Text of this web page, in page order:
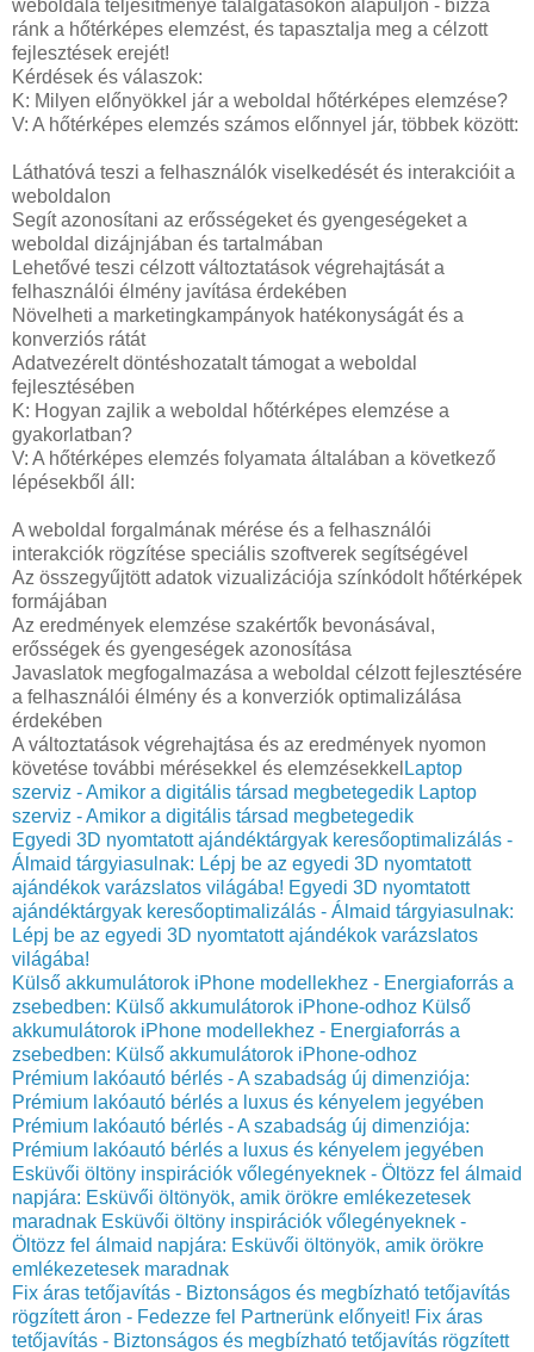
weboldala teljesítménye találgatásokon alapuljon - bízza
ránk a hőtérképes elemzést, és tapasztalja meg a célzott
fejlesztések erejét!
Kérdések és válaszok:
K: Milyen előnyökkel jár a weboldal hőtérképes elemzése?
V: A hőtérképes elemzés számos előnnyel jár, többek között:
Láthatóvá teszi a felhasználók viselkedését és interakcióit a
weboldalon
Segít azonosítani az erősségeket és gyengeségeket a
weboldal dizájnjában és tartalmában
Lehetővé teszi célzott változtatások végrehajtását a
felhasználói élmény javítása érdekében
Növelheti a marketingkampányok hatékonyságát és a
konverziós rátát
Adatvezérelt döntéshozatalt támogat a weboldal
fejlesztésében
K: Hogyan zajlik a weboldal hőtérképes elemzése a
gyakorlatban?
V: A hőtérképes elemzés folyamata általában a következő
lépésekből áll:
A weboldal forgalmának mérése és a felhasználói
interakciók rögzítése speciális szoftverek segítségével
Az összegyűjtött adatok vizualizációja színkódolt hőtérképek
formájában
Az eredmények elemzése szakértők bevonásával,
erősségek és gyengeségek azonosítása
Javaslatok megfogalmazása a weboldal célzott fejlesztésére
a felhasználói élmény és a konverziók optimalizálása
érdekében
A változtatások végrehajtása és az eredmények nyomon
követése további mérésekkel és elemzésekkel Laptop
szerviz - Amikor a digitális társad megbetegedik Laptop
szerviz - Amikor a digitális társad megbetegedik
Egyedi 3D nyomtatott ajándéktárgyak keresőoptimalizálás -
Álmaid tárgyiasulnak: Lépj be az egyedi 3D nyomtatott
ajándékok varázslatos világába! Egyedi 3D nyomtatott
ajándéktárgyak keresőoptimalizálás - Álmaid tárgyiasulnak:
Lépj be az egyedi 3D nyomtatott ajándékok varázslatos
világába!
Külső akkumulátorok iPhone modellekhez - Energiaforrás a
zsebedben: Külső akkumulátorok iPhone-odhoz Külső
akkumulátorok iPhone modellekhez - Energiaforrás a
zsebedben: Külső akkumulátorok iPhone-odhoz
Prémium lakóautó bérlés - A szabadság új dimenziója:
Prémium lakóautó bérlés a luxus és kényelem jegyében
Prémium lakóautó bérlés - A szabadság új dimenziója:
Prémium lakóautó bérlés a luxus és kényelem jegyében
Esküvői öltöny inspirációk vőlegényeknek - Öltözz fel álmaid
napjára: Esküvői öltönyök, amik örökre emlékezetesek
maradnak Esküvői öltöny inspirációk vőlegényeknek -
Öltözz fel álmaid napjára: Esküvői öltönyök, amik örökre
emlékezetesek maradnak
Fix áras tetőjavítás - Biztonságos és megbízható tetőjavítás
rögzített áron - Fedezze fel Partnerünk előnyeit! Fix áras
tetőjavítás - Biztonságos és megbízható tetőjavítás rögzített